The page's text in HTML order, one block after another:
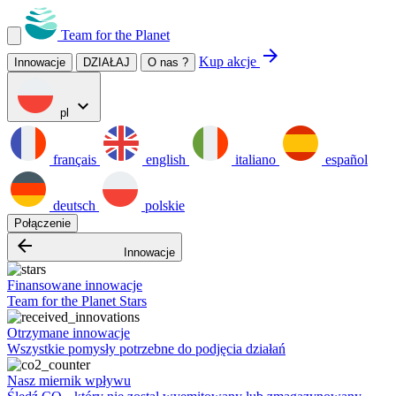
Team for the Planet
Innowacje DZIAŁAJ O nas ? Kup akcje arrow_forward
pl expand_more
français english italiano español
deutsch polskie
Połączenie
arrow_backward Innowacje
Finansowane innowacje
Team for the Planet Stars
Otrzymane innowacje
Wszystkie pomysły potrzebne do podjęcia działań
Nasz miernik wpływu